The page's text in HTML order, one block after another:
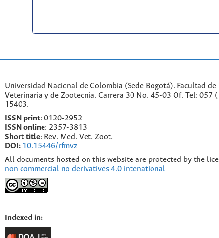
Universidad Nacional de Colombia (Sede Bogotá). Facultad de
Veterinaria y de Zootecnia. Carrera 30 No. 45-03 Of. Tel: 057
15403.
ISSN print: 0120-2952
SSN online: 2357-3813
Short title: Rev. Med. Vet. Zoot.
DOI: 10.15446/rfmvz
All documents hosted on this website are protected by the
non commercial no derivatives 4.0 intenational
Indexed in: